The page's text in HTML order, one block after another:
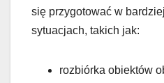
się przygotować w
sytuacjach, takich jak:
rozbiórka obiektów